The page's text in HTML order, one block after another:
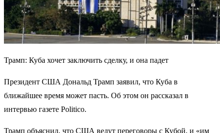
Трамп: Куба хочет заключить сделку, и она падет
Президент США Дональд Трамп заявил, что Куба в
ближайшее время может пасть. Об этом он рассказал в
интервью газете Politico.
Трамп объяснил, что США ведут переговоры с Кубой, и «им